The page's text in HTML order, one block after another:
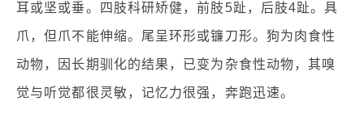
耳或坚或垂。四肢科研矫健，前肢5趾，后肢4趾。具
爪，但爪不能伸缩。尾呈环形或镰刀形。狗为肉食性
动物，因长期驯化的结果，已变为杂食性动物，其嗅
觉与听觉都很灵敏，记忆力很强，奔跑迅速。